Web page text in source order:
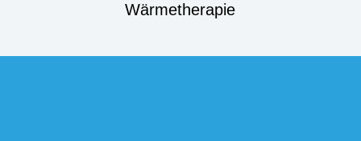
Wärmetherapie